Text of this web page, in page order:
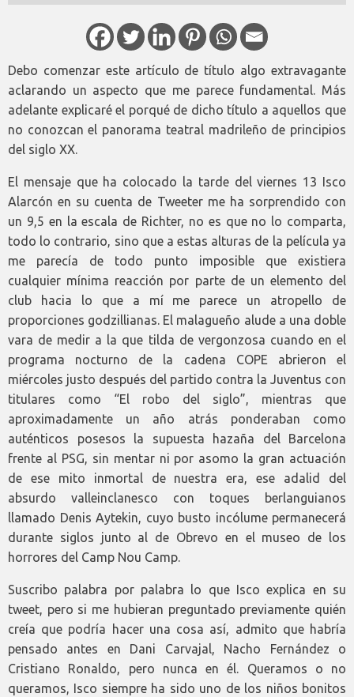
Debo comenzar este artículo de título algo extravagante
aclarando un aspecto que me parece fundamental. Más
adelante explicaré el porqué de dicho título a aquellos que
no conozcan el panorama teatral madrileño de principios
del siglo XX.
El mensaje que ha colocado la tarde del viernes 13 Isco
Alarcón en su cuenta de Tweeter me ha sorprendido con
un 9,5 en la escala de Richter, no es que no lo comparta,
todo lo contrario, sino que a estas alturas de la película ya
me parecía de todo punto imposible que existiera
cualquier mínima reacción por parte de un elemento del
club hacia lo que a mí me parece un atropello de
proporciones godzillianas. El malagueño alude a una doble
vara de medir a la que tilda de vergonzosa cuando en el
programa nocturno de la cadena COPE abrieron el
miércoles justo después del partido contra la Juventus con
titulares como “El robo del siglo”, mientras que
aproximadamente un año atrás ponderaban como
auténticos posesos la supuesta hazaña del Barcelona
frente al PSG, sin mentar ni por asomo la gran actuación
de ese mito inmortal de nuestra era, ese adalid del
absurdo valleinclanesco con toques berlanguianos
llamado Denis Aytekin, cuyo busto incólume permanecerá
durante siglos junto al de Obrevo en el museo de los
horrores del Camp Nou Camp.
Suscribo palabra por palabra lo que Isco explica en su
tweet, pero si me hubieran preguntado previamente quién
creía que podría hacer una cosa así, admito que habría
pensado antes en Dani Carvajal, Nacho Fernández o
Cristiano Ronaldo, pero nunca en él. Queramos o no
queramos, Isco siempre ha sido uno de los niños bonitos